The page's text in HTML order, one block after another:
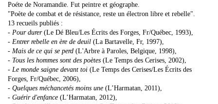
Poéte de Noramandie. Fut peintre et géographe.
"Poète de combat et de résistance, reste un électron libre et rebelle".
13 recueils publiés :
- Pour durer(Le Dé Bleu/Les Écrits des Forges, Fr/Québec, 1993),
- Entrer rebelle en ère de deuil (La Bartavelle, Fr, 1997),
- Mais de ce qui se perd (L'Arbre à Paroles, Belgique, 1998),
- Tous les hommes sont des poètes (Le Temps des Cerises, 2002),
- Le monde saigne devant toi (Le Temps des Cerises/Les Écrits des
Forges, Fr/Québec, 2006),
- Quelques méchancetés moins une (L’Harmatan, 2011),
- Guérir d'enfance (L’Harmatan, 2012),